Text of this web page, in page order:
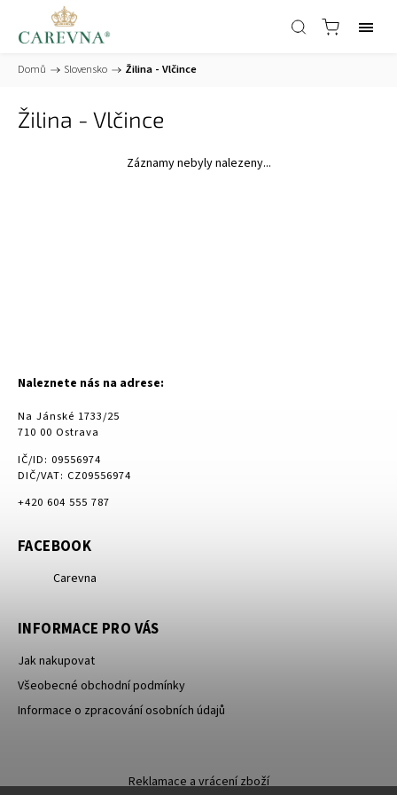
Domů / Slovensko / Žilina - Vlčince
Žilina - Vlčince
Záznamy nebyly nalezeny...
Naleznete nás na adrese:
Na Jánské 1733/25
710 00 Ostrava
IČ/ID: 09556974
DIČ/VAT: CZ09556974
+420 604 555 787
FACEBOOK
Carevna
INFORMACE PRO VÁS
Jak nakupovat
Všeobecné obchodní podmínky
Informace o zpracování osobních údajů
Reklamace a vrácení zboží